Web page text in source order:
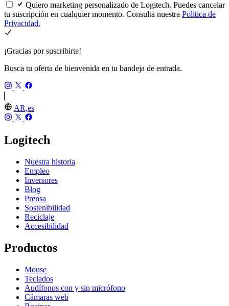
Quiero marketing personalizado de Logitech. Puedes cancelar
tu suscripción en cualquier momento. Consulta nuestra Política de
Privacidad.
¡Gracias por suscribirte!
Busca tu oferta de bienvenida en tu bandeja de entrada.
AR,es
Logitech
Nuestra historia
Empleo
Inversores
Blog
Prensa
Sostenibilidad
Reciclaje
Accesibilidad
Productos
Mouse
Teclados
Audífonos con y sin micrófono
Cámaras web